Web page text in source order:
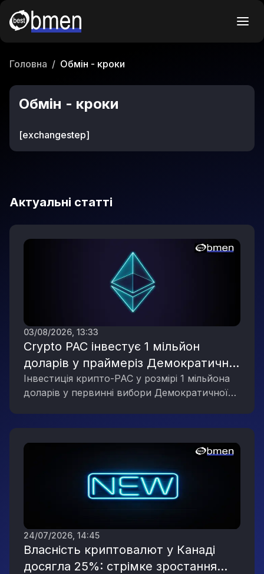
Головна / Обмін - кроки
Обмін - кроки
[exchangestep]
Актуальні статті
03/08/2026, 13:33
Crypto PAC інвестує 1 мільйон
доларів у праймеріз Демократичної
партії в Мічигані, що відображає
політичну активність галузі
цифрових активів
Інвестиція крипто-PAC у розмірі 1 мільйона
доларів у первинні вибори Демократичної
24/07/2026, 14:45
Власність криптовалют у Канаді
досягла 25%: стрімке зростання